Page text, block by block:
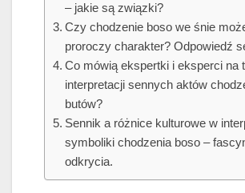
– jakie są związki?
Czy chodzenie boso we śnie
proroczy charakter? Odpowiedź
Co mówią ekspertki i eksperci na
interpretacji sennych aktów
butów?
Sennik a różnice kulturowe w
symboliki chodzenia boso –
odkrycia.